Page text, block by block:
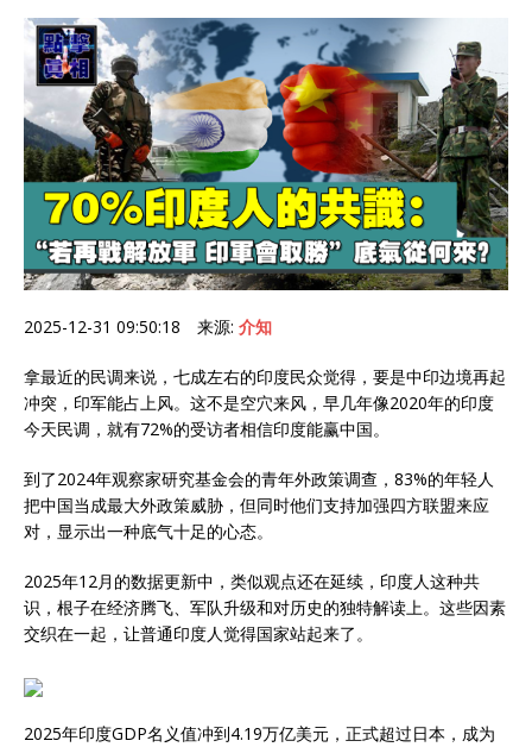
2025-12-31 09:50:18 来源: 介知
拿最近的民调来说，七成左右的印度民众觉得，要是中印边境再起
冲突，印军能占上风。这不是空穴来风，早几年像2020年的印度
今天民调，就有72%的受访者相信印度能赢中国。
到了2024年观察家研究基金会的青年外政策调查，83%的年轻人
把中国当成最大外政策威胁，但同时他们支持加强四方联盟来应
对，显示出一种底气十足的心态。
2025年12月的数据更新中，类似观点还在延续，印度人这种共
识，根子在经济腾飞、军队升级和对历史的独特解读上。这些因素
交织在一起，让普通印度人觉得国家站起来了。
2025年印度GDP名义值冲到4.19万亿美元，正式超过日本，成为